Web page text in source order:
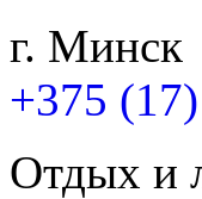
г. Минск
+375
Отдых и